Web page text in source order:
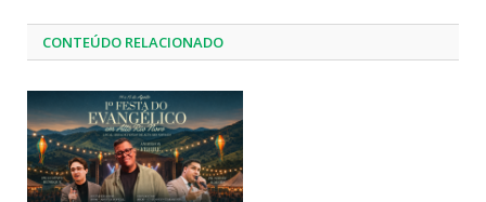
CONTEÚDO RELACIONADO